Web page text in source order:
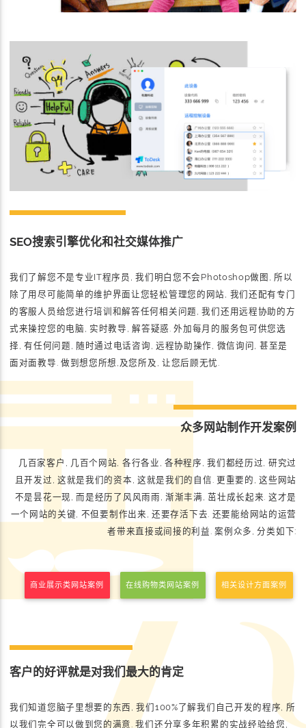
SEO搜索引擎优化和社交媒体推广
我们了解您不是专业IT程序员, 我们明白您不会Photoshop做图, 所以
除了用尽可能简单的维护界面让您轻松管理您的网站, 我们还配有专门
的客服人员给您进行培训和解答任何相关问题, 我们还用远程协助的方
式来操控您的电脑, 实时教导, 解答疑惑. 外加每月的服务包可供您选
择, 有任何问题, 随时通过电话咨询, 远程协助操作, 微信询问, 甚至是
面对面教导. 做到想您所想,及您所及, 让您后顾无忧.
众多网站制作开发案例
几百家客户, 几百个网站, 各行各业, 各种程序, 我们都经历过, 研究过
且开发过, 这就是我们的资本, 这就是我们的自信. 更重要的, 这些网站
不是昙花一现, 而是经历了风风雨雨, 渐渐丰满, 茁壮成长起来. 这才是
一个网站的关键, 不但要制作出来, 还要存活下去. 还要能给网站的运营
者带来直接或间接的利益. 案例众多, 分类如下:
商业展示类网站案例 在线购物类网站案例 相关设计方面案例
客户的好评就是对我们最大的肯定
我们知道您脑子里想要的东西, 我们100%了解我们自己开发的程序, 所
以我们完全可以做到您的满意. 我们还分享多年积累的实战经验给您,